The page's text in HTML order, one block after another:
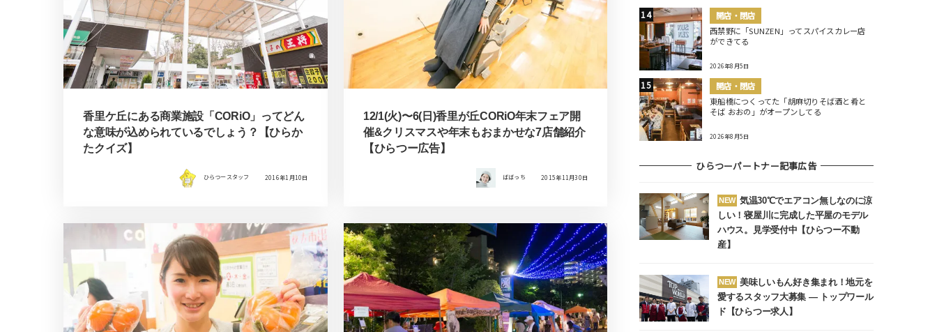
香里ケ丘にある商業施設「CORiO」ってどん
な意味が込められているでしょう？【ひらか
たクイズ】
ひらつースタッフ 2016年1月10日
12/1(火)〜6(日)香里が丘CORiO年末フェア開
催&クリスマスや年末もおまかせな7店舗紹介
【ひらつー広告】
ばばっち 2015年11月30日
開店・閉店
西禁野に「SUNZEN」ってスパイスカレー店
ができてる
2026年8月5日
開店・閉店
東船橋につくってた「胡麻切りそば酒と肴と
そば おおの」がオープンしてる
2026年8月5日
ひらつーパートナー記事広告
NEW 気温30℃でエアコン無しなのに涼
しい！寝屋川に完成した平屋のモデル
ハウス。見学受付中【ひらつー不動
産】
NEW 美味しいもん好き集まれ！地元を
愛するスタッフ大募集 ― トップワール
ド【ひらつー求人】